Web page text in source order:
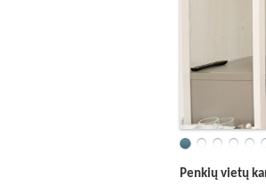
Penkių vietų